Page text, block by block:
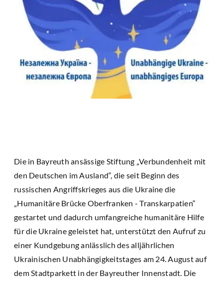
Die in Bayreuth ansässige Stiftung „Verbundenheit mit
den Deutschen im Ausland“, die seit Beginn des
russischen Angriffskrieges aus die Ukraine die
„Humanitäre Brücke Oberfranken - Transkarpatien“
gestartet und dadurch umfangreiche humanitäre Hilfe
für die Ukraine geleistet hat, unterstützt den Aufruf zu
einer Kundgebung anlässlich des alljährlichen
Ukrainischen Unabhängigkeitstages am 24. August auf
dem Stadtparkett in der Bayreuther Innenstadt. Die